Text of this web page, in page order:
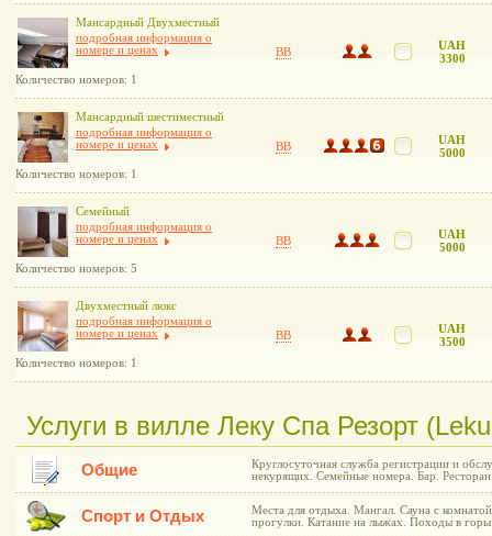
Мансардный Двухместный
подробная информация о
номере и ценах
Количество номеров: 1
BB
UAH
3300
Мансардный шестиместный
подробная информация о
номере и ценах
Количество номеров: 1
BB
UAH
5000
Семейный
подробная информация о
номере и ценах
Количество номеров: 5
BB
UAH
5000
Двухместный люкс
подробная информация о
номере и ценах
Количество номеров: 1
BB
UAH
3500
Услуги в вилле Леку Спа Резорт
Общие
Круглосуточная служба регистрации и
некурящих. Семейные номера. Бар.
Спорт и Отдых
Места для отдыха. Мангал. Сауна с
прогулки. Катание на лыжах. Походы в